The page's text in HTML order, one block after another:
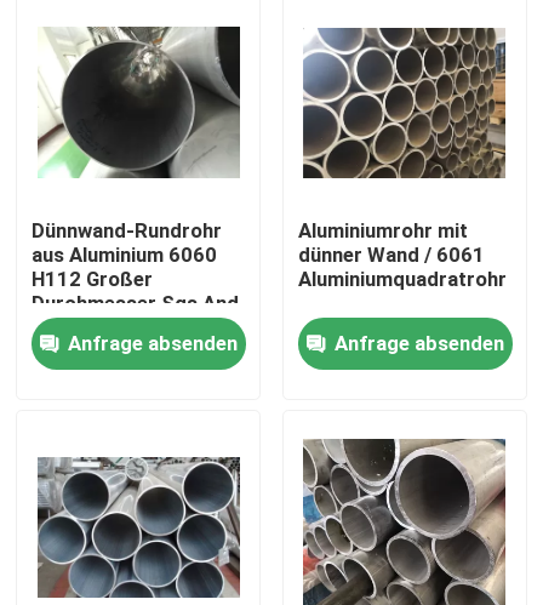
Produkte
Videos
Dünnwand-Rundrohr
aus Aluminium 6060
H112 Großer
Durchmesser Sgs And
Astm Normen
Anfrage absenden
Aluminiumrohr mit
dünner Wand / 6061
Aluminiumquadratrohr
Anfrage absenden